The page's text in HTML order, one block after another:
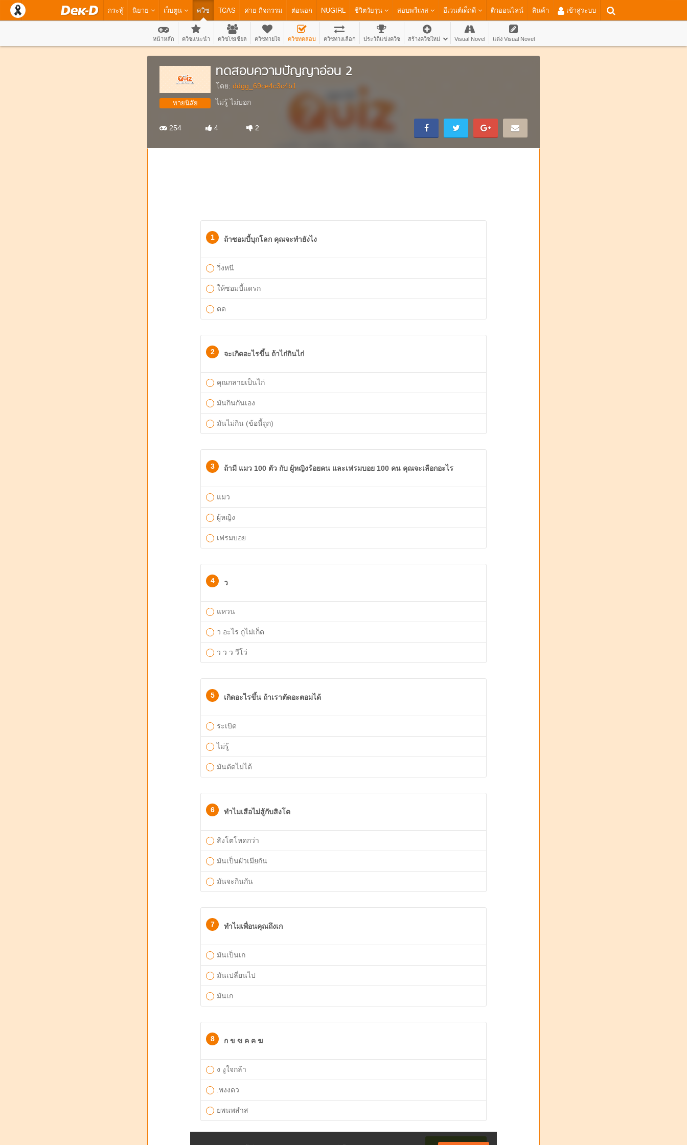
กระทู้ นิยาย เว็บตูน ควิซ TCAS ค่าย กิจกรรม ต่อนอก NUGIRL ชีวิตวัยรุ่น สอบพรีเทส อีเวนต์เด็กดี ติวออนไลน์ สินค้า เข้าสู่ระบบ
หน้าหลัก ควิซแนะนำ ควิซโซเชียล ควิซทายใจ ควิซทดสอบ ควิซทางเลือก ประวัติแข่งควิซ สร้างควิซใหม่ Visual Novel แต่ง Visual Novel
ทายนิสัย
ทดสอบความปัญญาอ่อน 2
โดย: ddgg_69ce4c3c4b1
ไม่รู้ ไม่บอก
254 4 2
1 ถ้าซอมบี้บุกโลก คุณจะทำยังไง
วิ่งหนี
ให้ซอมบี้แดรก
ตด
2 จะเกิดอะไรขึ้น ถ้าไก่กินไก่
คุณกลายเป็นไก่
มันกินกันเอง
มันไม่กิน (ข้อนี้ถูก)
3 ถ้ามี แมว 100 ตัว กับ ผู้หญิงร้อยคน และเฟรมบอย 100 คน คุณจะเลือกอะไร
แมว
ผู้หญิง
เฟรมบอย
4 ว
แหวน
ว อะไร กูไม่เก็ด
ว ว ว วีโว่
5 เกิดอะไรขึ้น ถ้าเราตัดอะตอมได้
ระเบิด
ไม่รู้
มันตัดไม่ได้
6 ทำไมเสือไม่สู้กับสิงโต
สิงโตโหดกว่า
มันเป็นผัวเมียกัน
มันจะกินกัน
7 ทำไมเพื่อนคุณถึงเก
มันเป็นเก
มันเปลี่ยนไป
มันเก
8 ก ข ฃ ค ฅ ฆ
ง งูใจกล้า
.พงงดว
ยพนพสำส